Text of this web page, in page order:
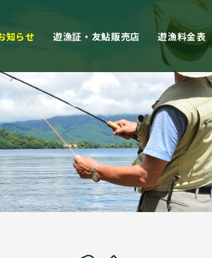
知らせ 遊漁証・友鮎販売店 遊漁料金表